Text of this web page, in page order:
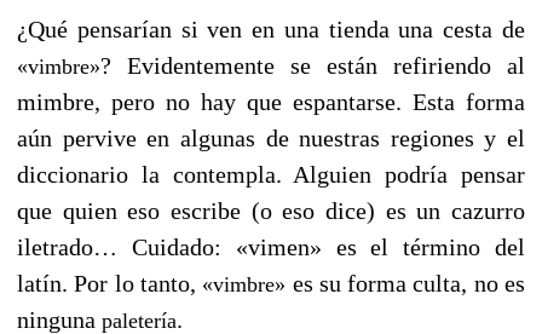
¿Qué pensarían si ven en una tienda una cesta de
«vimbre»? Evidentemente se están refiriendo al
mimbre, pero no hay que espantarse. Esta forma
aún pervive en algunas de nuestras regiones y el
diccionario la contempla. Alguien podría pensar
que quien eso escribe (o eso dice) es un cazurro
iletrado… Cuidado: «vimen» es el término del
latín. Por lo tanto, «vimbre» es su forma culta, no es
ninguna paletería.